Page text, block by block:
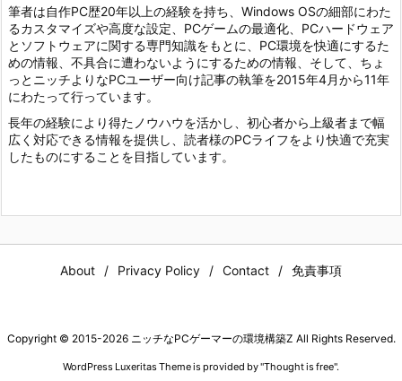
筆者は自作PC歴20年以上の経験を持ち、Windows OSの細部にわた
るカスタマイズや高度な設定、PCゲームの最適化、PCハードウェア
とソフトウェアに関する専門知識をもとに、PC環境を快適にするた
めの情報、不具合に遭わないようにするための情報、そして、ちょ
っとニッチよりなPCユーザー向け記事の執筆を2015年4月から11年
にわたって行っています。
長年の経験により得たノウハウを活かし、初心者から上級者まで幅
広く対応できる情報を提供し、読者様のPCライフをより快適で充実
したものにすることを目指しています。
About Privacy Policy Contact 免責事項
Copyright © 2015-2026 ニッチなPCゲーマーの環境構築Z All Rights Reserved.
WordPress Luxeritas Theme is provided by "Thought is free".